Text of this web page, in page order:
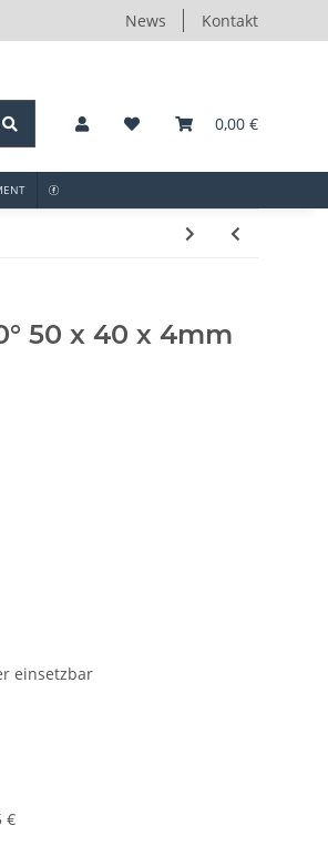
News Kontakt
0,00 €
50 x 40 x 4mm
einsetzbar
€